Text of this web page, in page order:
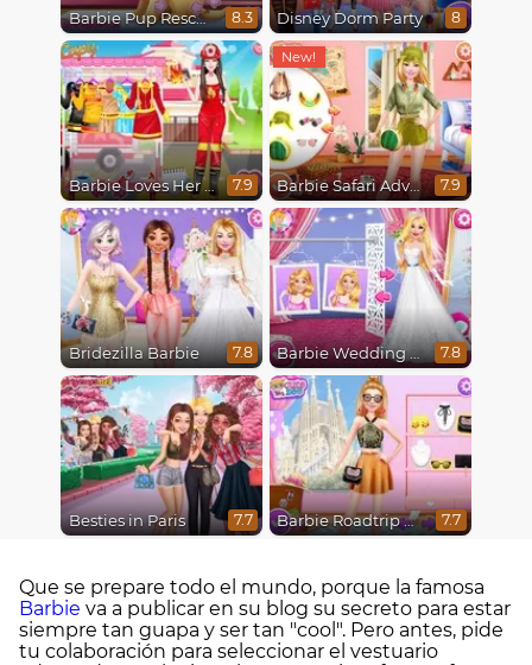
Barbie Pup Rescue 8.3 Disney Dorm Party 8
Barbie Loves Her Job 7.9 Barbie Safari Adventure 7.9
Bridezilla Barbie 7.8 Barbie Wedding Fun 7.8
Besties in Paris 7.7 Barbie Roadtrip Adventure 7.7
Que se prepare todo el mundo, porque la famosa
Barbie va a publicar en su blog su secreto para estar
siempre tan guapa y ser tan "cool". Pero antes, pide
tu colaboración para seleccionar el vestuario